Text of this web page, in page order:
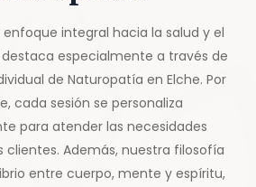
enfoque integral hacia la salud y el
especialmente a través de
de Naturopatía en Elche. Por
cada sesión se personaliza
para atender las necesidades
clientes. Además, nuestra filosofía
entre cuerpo, mente y espíritu,